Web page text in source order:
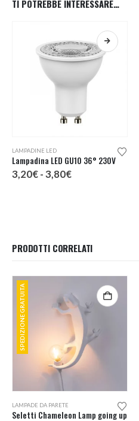
TI POTREBBE INTERESSARE…
LAMPADINE LED
Lampadina LED GU10 36° 230V
3,20€ - 3,80€Fascia
PRODOTTI CORRELATI
SPEDIZIONE GRATUITA
LAMPADE DA PARETE
Seletti Chameleon Lamp going up